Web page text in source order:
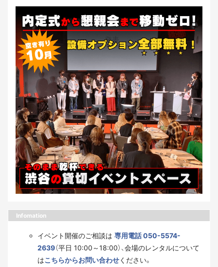
Infomation
イベント開催のご相談は 専用電話 050-5574-
2639（平日 10:00～18:00）、会場のレンタルについて
はこちらからお問い合わせください。